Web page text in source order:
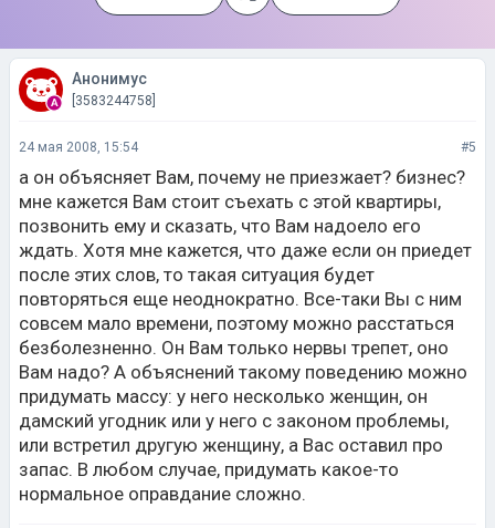
Анонимус
[3583244758]
24 мая 2008, 15:54 #5
а он объясняет Вам, почему не приезжает? бизнес?
мне кажется Вам стоит съехать с этой квартиры,
позвонить ему и сказать, что Вам надоело его
ждать. Хотя мне кажется, что даже если он приедет
после этих слов, то такая ситуация будет
повторяться еще неоднократно. Все-таки Вы с ним
совсем мало времени, поэтому можно расстаться
безболезненно. Он Вам только нервы трепет, оно
Вам надо? А объяснений такому поведению можно
придумать массу: у него несколько женщин, он
дамский угодник или у него с законом проблемы,
или встретил другую женщину, а Вас оставил про
запас. В любом случае, придумать какое-то
нормальное оправдание сложно.